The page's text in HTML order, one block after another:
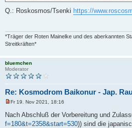
Q.: Roskosmos/Tsenki https://
*Träger der Roten Mainelke und des aberkannten
Streitkräften*
bluemchen
Moderator
Re: Kosmodrom Baikonur - Jap.
g
e
Fr 19. Nov 2021, 18:16
Nach Abschluß der Vorbereitung und
f=180&t=2358&start=530)) sind die